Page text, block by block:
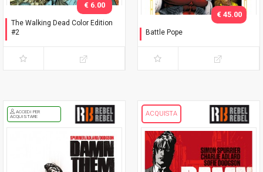
The Walking Dead Color Edition
#2
€ 6.00
Battle Pope
€ 45.00
ACCEDI PER
ACQUISTARE
ACQUISTA